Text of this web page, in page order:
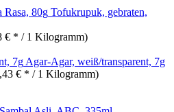
Tofukrupuk, gebraten,
€ * / 1 Kilogramm)
Agar-Agar, weiß/transparent, 7g
€ * / 1 Kilogramm)